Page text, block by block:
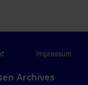
Impressum
Archives